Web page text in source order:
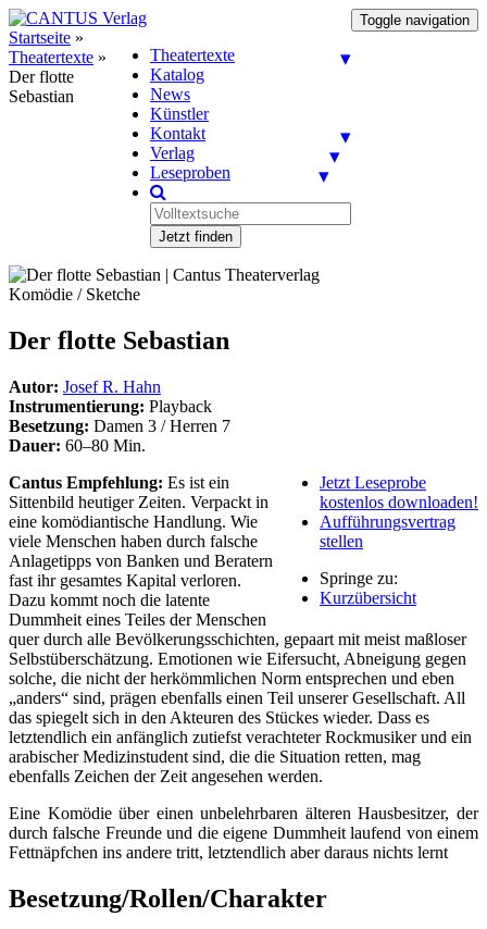
Toggle navigation
Theatertexte
Katalog
News
Künstler
Kontakt
Verlag
Leseproben
Jetzt finden
Startseite »
Theatertexte »
Der flotte
Sebastian
Komödie / Sketche
Der flotte Sebastian
Autor: Josef R. Hahn
Instrumentierung: Playback
Besetzung: Damen 3 / Herren 7
Dauer: 60–80 Min.
Jetzt Leseprobe
kostenlos downloaden!
Aufführungsvertrag
stellen
Springe zu:
Kurzübersicht
Cantus Empfehlung: Es ist ein
Sittenbild heutiger Zeiten. Verpackt in
eine komödiantische Handlung. Wie
viele Menschen haben durch falsche
Anlagetipps von Banken und Beratern
fast ihr gesamtes Kapital verloren.
Dazu kommt noch die latente
Dummheit eines Teiles der Menschen
quer durch alle Bevölkerungsschichten, gepaart mit meist maßloser
Selbstüberschätzung. Emotionen wie Eifersucht, Abneigung gegen
solche, die nicht der herkömmlichen Norm entsprechen und eben
„anders“ sind, prägen ebenfalls einen Teil unserer Gesellschaft. All
das spiegelt sich in den Akteuren des Stückes wieder. Dass es
letztendlich ein anfänglich zutiefst verachteter Rockmusiker und ein
arabischer Medizinstudent sind, die die Situation retten, mag
ebenfalls Zeichen der Zeit angesehen werden.
Eine Komödie über einen unbelehrbaren älteren Hausbesitzer, der
durch falsche Freunde und die eigene Dummheit laufend von einem
Fettnäpfchen ins andere tritt, letztendlich aber daraus nichts lernt
Besetzung/Rollen/Charakter